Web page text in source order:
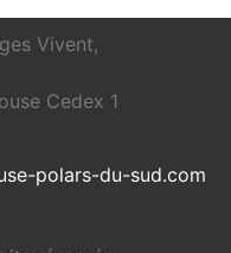
Vivent,
Cedex 1
polars-du-sud.com